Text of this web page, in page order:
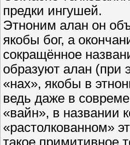
предки ингушей.
Этноним алан он
якобы бог, а
сокращённое
образуют алан (при
«нах», якобы в
ведь даже в
«вайн», в названии
«растолкованном»
такое примитивное